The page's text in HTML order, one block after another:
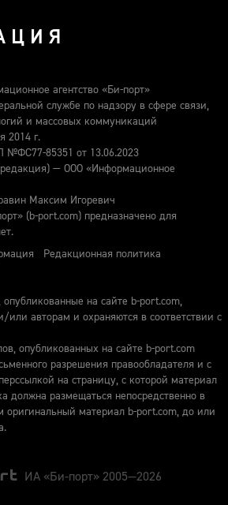
агентство «Би-порт»
службе по надзору в сфере связи,
и массовых коммуникаций
2014 г.
№ФС77-85351 от 13.06.2023
— ООО «Информационное
Максим Игоревич
(b-port.com) предназначено для
Редакционная политика
на сайте b-port.com,
авторам и охраняются в соответствии с
опубликованных на сайте b-port.com
разрешения правообладателя и с
на страницу, с которой материал
должна размещаться непосредственно в
оригинальный материал b-port.com, до или
ИА «Би-порт» 2005—2026